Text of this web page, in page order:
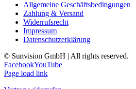
Allgemeine Geschäftsbedingungen
Zahlung & Versand
Widerrufsrecht
Impressum
Datenschutzerklärung
© Sunvision GmbH | All rights reserved.
FacebookYouTube
Page load link